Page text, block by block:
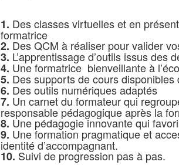
1. Des classes virtuelles et en
formatrice
2. Des QCM à réaliser pour valider
3. L’apprentissage d’outils issus
4. Une formatrice bienveillante à
5. Des supports de cours
6. Des outils numériques adaptés
7. Un carnet du formateur qui
responsable pédagogique après la
8. Une pédagogie innovante qui
9. Une formation pragmatique et
identité d’accompagnant.
10. Suivi de progression pas à pas.